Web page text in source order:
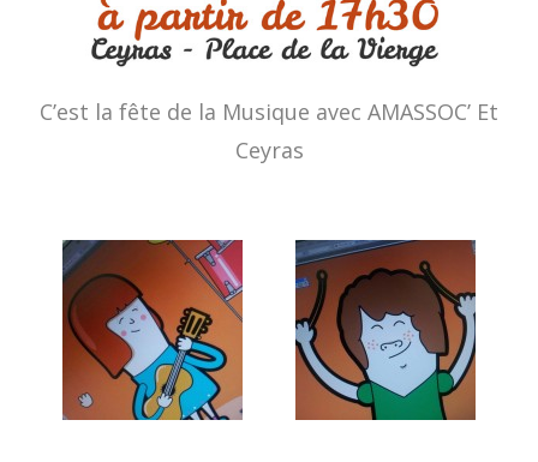
C’est la fête de la Musique avec AMASSOC’ Et
Ceyras